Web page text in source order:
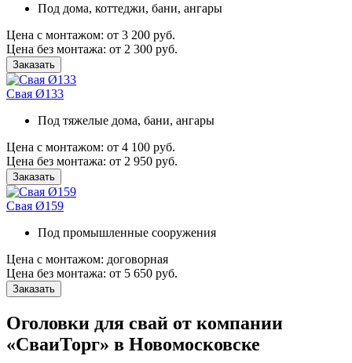
Под дома, коттеджи, бани, ангары
Цена с монтажом: от 3 200 руб.
Цена без монтажа: от 2 300 руб.
Заказать
Свая Ø133
Под тяжелые дома, бани, ангары
Цена с монтажом: от 4 100 руб.
Цена без монтажа: от 2 950 руб.
Заказать
Свая Ø159
Под промышленные сооружения
Цена с монтажом: договорная
Цена без монтажа: от 5 650 руб.
Заказать
Оголовки для свай от компании
«СваиТорг» в Новомосковске